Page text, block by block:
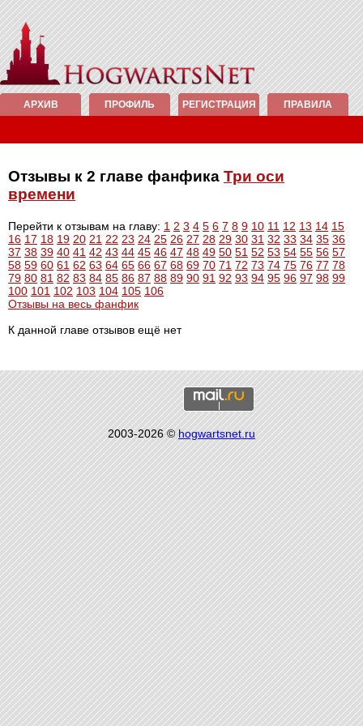
АРХИВ ПРОФИЛЬ РЕГИСТРАЦИЯ ПРАВИЛА
Отзывы к 2 главе фанфика Три оси
времени
Перейти к отзывам на главу: 1 2 3 4 5 6 7 8 9 10 11 12 13 14 15
16 17 18 19 20 21 22 23 24 25 26 27 28 29 30 31 32 33 34 35 36
37 38 39 40 41 42 43 44 45 46 47 48 49 50 51 52 53 54 55 56 57
58 59 60 61 62 63 64 65 66 67 68 69 70 71 72 73 74 75 76 77 78
79 80 81 82 83 84 85 86 87 88 89 90 91 92 93 94 95 96 97 98 99
100 101 102 103 104 105 106
Отзывы на весь фанфик
К данной главе отзывов ещё нет
2003-2026 ©hogwartsnet.ru